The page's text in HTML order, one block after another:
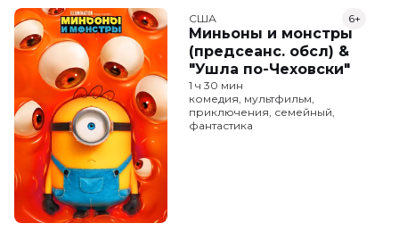
США
Миньоны и монстры
(предсеанс. обсл) &
"Ушла по-Чеховски"
6+
1 ч 30 мин
комедия, мультфильм,
приключения, семейный,
фантастика